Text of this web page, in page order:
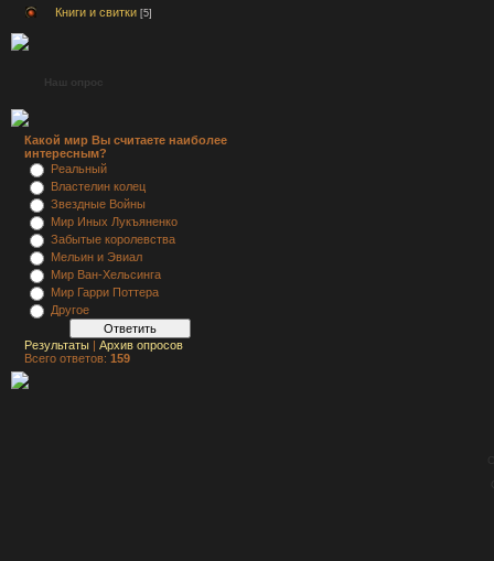
Книги и свитки [5]
Наш опрос
Какой мир Вы считаете наиболее
интересным?
Реальный
Властелин колец
Звездные Войны
Мир Иных Лукъяненко
Забытые королевства
Мельин и Эвиал
Мир Ван-Хельсинга
Мир Гарри Поттера
Другое
Результаты | Архив опросов
Всего ответов: 159